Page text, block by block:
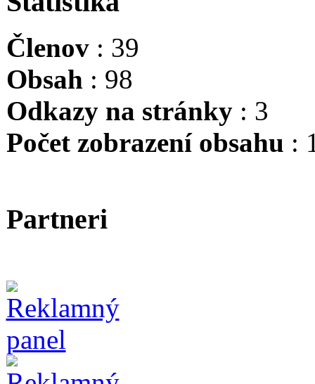
Členov: 39
Obsah : 98
Odkazy na stránky: 3
Počet zobrazení obsahu :
Partneri